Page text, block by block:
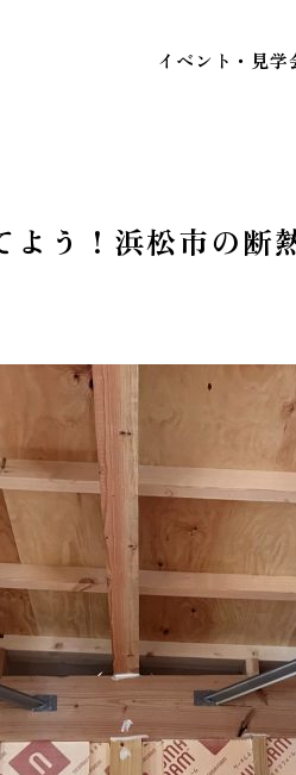
イベント・見学
MAP
マップ
シーポリシー
よう！浜松市の断